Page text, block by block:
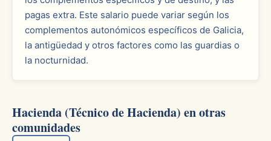
pagas extra. Este salario puede variar según los
complementos autonómicos específicos de Galicia,
la antigüedad y otros factores como las guardias o
la nocturnidad.
Hacienda (Técnico de Hacienda) en otras
comunidades